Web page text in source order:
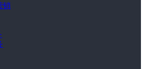
销